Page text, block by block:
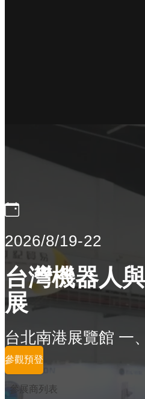
2026/8/19-22
台灣機器人
展
台北南港展覽館 一
參觀預登
參展商列表